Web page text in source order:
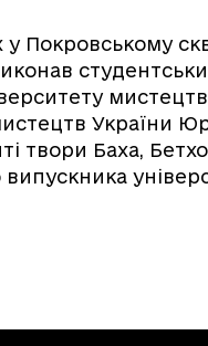
у Покровському
України
твори Баха,